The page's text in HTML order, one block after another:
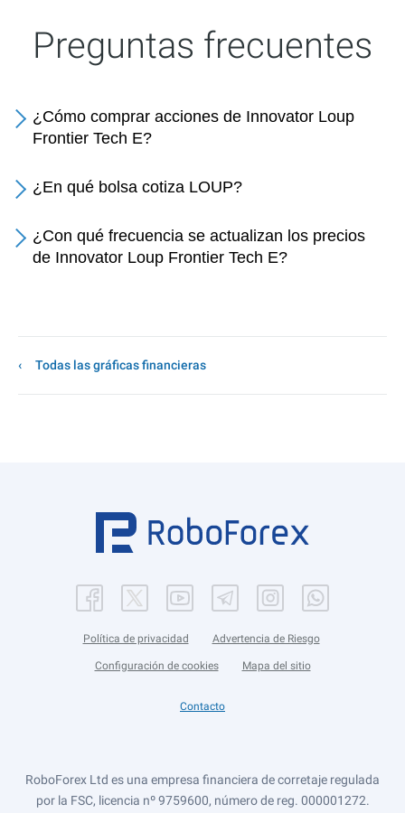
Preguntas frecuentes
¿Cómo comprar acciones de Innovator Loup
Frontier Tech E?
¿En qué bolsa cotiza LOUP?
¿Con qué frecuencia se actualizan los precios
de Innovator Loup Frontier Tech E?
Todas las gráficas financieras
Política de privacidad Advertencia de Riesgo
Configuración de cookies Mapa del sitio
Contacto
RoboForex Ltd es una empresa financiera de corretaje regulada
por la FSC, licencia nº 9759600, número de reg. 000001272.